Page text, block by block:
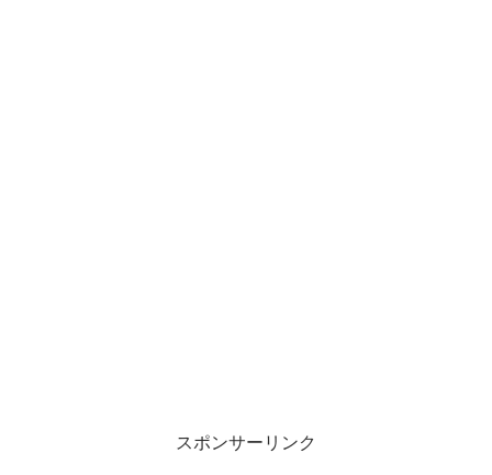
スポンサーリンク